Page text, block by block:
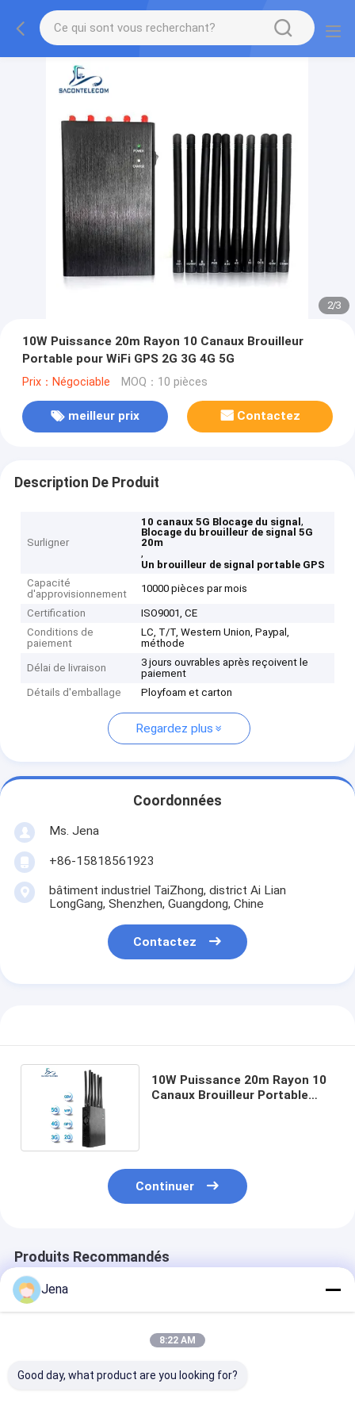
2/3
10W Puissance 20m Rayon 10 Canaux Brouilleur
Portable pour WiFi GPS 2G 3G 4G 5G
Prix：Négociable MOQ：10 pièces
meilleur prix Contactez
Description De Produit
Surligner
10 canaux 5G Blocage du signal,
Blocage du brouilleur de signal 5G
20m
,
Un brouilleur de signal portable GPS
Capacité
d'approvisionnement
10000 pièces par mois
Certification
ISO9001, CE
Conditions de
paiement
LC, T/T, Western Union, Paypal,
méthode
Délai de livraison
3 jours ouvrables après reçoivent le
paiement
Détails d'emballage
Ployfoam et carton
Regardez plus
Coordonnées
Ms. Jena
+86-15818561923
bâtiment industriel TaiZhong, district Ai Lian
LongGang, Shenzhen, Guangdong, Chine
Contactez
10W Puissance 20m Rayon 10
Canaux Brouilleur Portable
Continuer
Produits Recommandés
Jena
8:22 AM
Good day, what product are you looking for?